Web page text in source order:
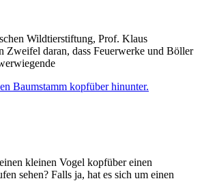
Wildtierstiftung, Prof. Klaus
Zweifel daran, dass Feuerwerke und Böller
kleinen Vogel kopfüber einen
sehen? Falls ja, hat es sich um einen